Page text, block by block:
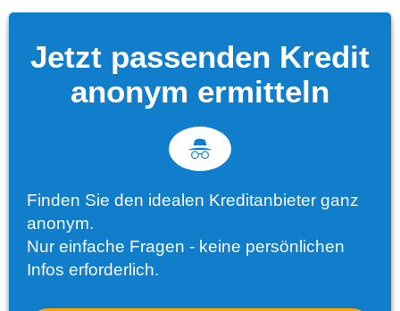
Jetzt passenden Kredit
anonym ermitteln
Finden Sie den idealen Kreditanbieter ganz
anonym.
Nur einfache Fragen - keine persönlichen
Infos erforderlich.